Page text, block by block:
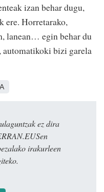
izan behar dugu,
ere. Horretarako,
lanean… egin behar du
automatikoki bizi garela
ez dira
irakurleen